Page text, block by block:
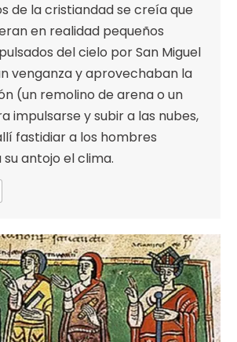
de la cristiandad se creía que
en realidad pequeños
del cielo por San Miguel
venganza y aprovechaban la
(un remolino de arena o un
impulsarse y subir a las nubes,
fastidiar a los hombres
antojo el clima.